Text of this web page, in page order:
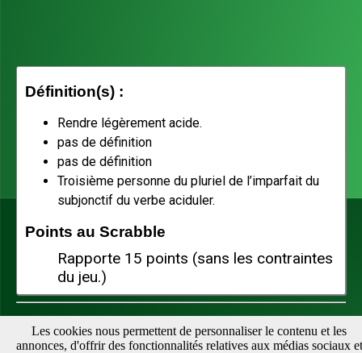
Définition(s) :
Rendre légèrement acide.
pas de définition
pas de définition
Troisième personne du pluriel de l’imparfait du
subjonctif du verbe aciduler.
Points au Scrabble
Rapporte 15 points (sans les contraintes
du jeu.)
Téléchargez notre appli pour vérifier vos mots facilement :
Les cookies nous permettent de personnaliser le contenu et les
annonces, d'offrir des fonctionnalités relatives aux médias sociaux et